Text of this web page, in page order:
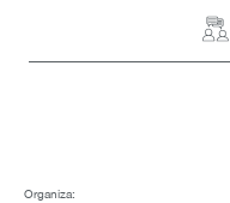
Organiza: